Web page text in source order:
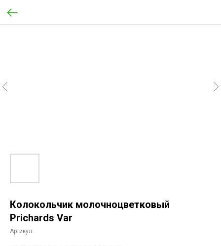
Колокольчик молочноцветковый
Prichards Var
Артикул: